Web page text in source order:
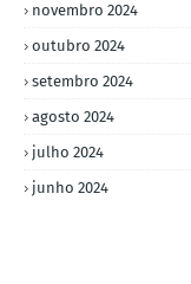
novembro 2024
outubro 2024
setembro 2024
agosto 2024
julho 2024
junho 2024